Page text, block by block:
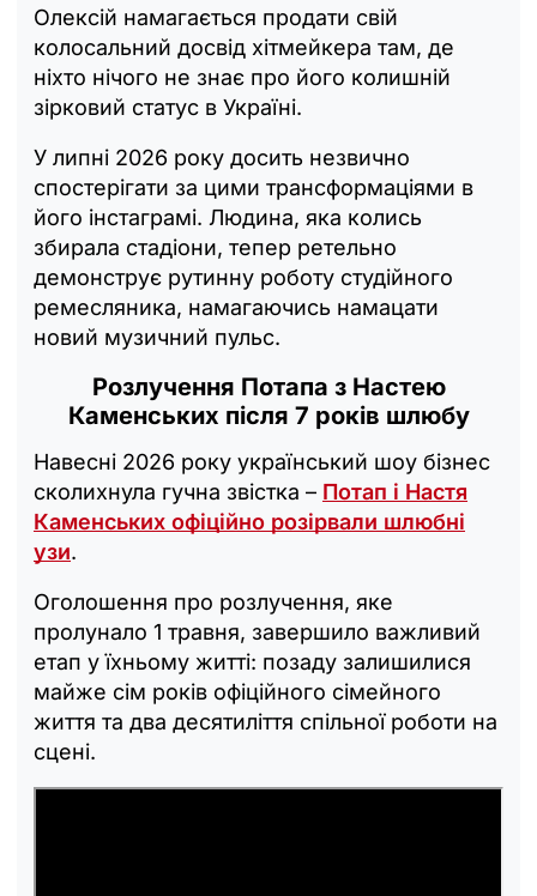
Олексій намагається продати свій
колосальний досвід хітмейкера там, де
ніхто нічого не знає про його колишній
зірковий статус в Україні.
У липні 2026 року досить незвично
спостерігати за цими трансформаціями в
його інстаграмі. Людина, яка колись
збирала стадіони, тепер ретельно
демонструє рутинну роботу студійного
ремесляника, намагаючись намацати
новий музичний пульс.
Розлучення Потапа з Настею
Каменських після 7 років шлюбу
Навесні 2026 року український шоу бізнес
сколихнула гучна звістка – Потап і Настя
Каменських офіційно розірвали шлюбні
узи.
Оголошення про розлучення, яке
пролунало 1 травня, завершило важливий
етап у їхньому житті: позаду залишилися
майже сім років офіційного сімейного
життя та два десятиліття спільної роботи на
сцені.